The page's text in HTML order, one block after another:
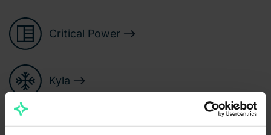
Critical Power
Kyla
Kraft